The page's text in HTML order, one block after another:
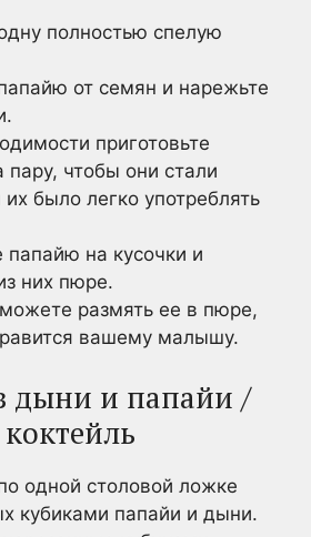
полностью спелую
от семян и нарежьте
приготовьте
пару, чтобы они стали
было легко употреблять
папайю на кусочки и
них пюре.
размять ее в пюре,
вашему малышу.
дыни и папайи /
одной столовой ложке
кубиками папайи и дыни.